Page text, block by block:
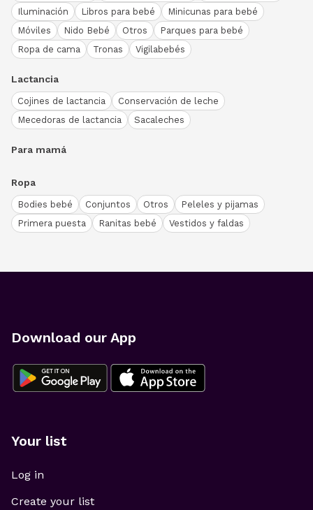
Iluminación
Libros para bebé
Minicunas para bebé
Móviles
Nido Bebé Otros
Parques para bebé
Ropa de cama
Tronas Vigilabebés
Lactancia
Cojines de lactancia
Conservación de leche
Mecedoras de lactancia
Sacaleches
Para mamá
Ropa
Bodies bebé Conjuntos Otros
Peleles y pijamas
Primera puesta
Ranitas bebé Vestidos y faldas
Download our App
Your list
Log in
Create your list